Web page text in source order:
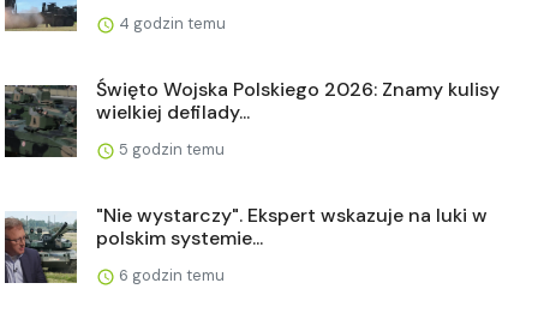
4 godzin temu
Święto Wojska Polskiego 2026: Znamy kulisy
wielkiej defilady...
5 godzin temu
"Nie wystarczy". Ekspert wskazuje na luki w
polskim systemie...
6 godzin temu